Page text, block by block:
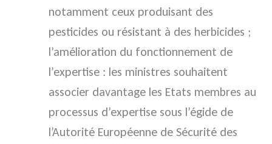
notamment ceux produisant des
pesticides ou résistant à des herbicides ;
l’amélioration du fonctionnement de
l’expertise : les ministres souhaitent
associer davantage les Etats membres au
processus d’expertise sous l’égide de
l’Autorité Européenne de Sécurité des